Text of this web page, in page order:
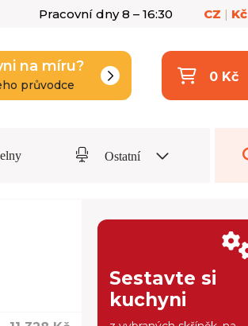
Pracovní dny 8 – 16:30 CZ | Kč
na míru?
průvodce
0 Kč
Ostatní
Sestavte si
kuchyni